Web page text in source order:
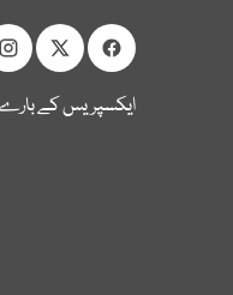
ایکسپریس کے